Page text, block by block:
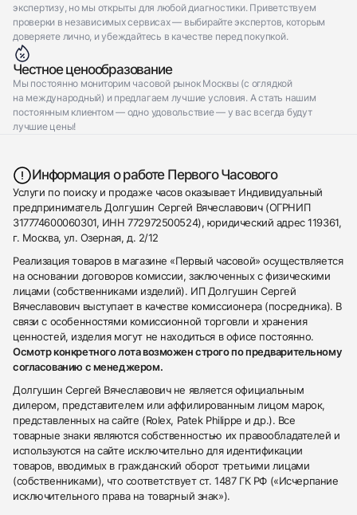
экспертизу, но мы открыты для любой диагностики. Приветствуем
проверки в независимых сервисах — выбирайте экспертов, которым
доверяете лично, и убеждайтесь в качестве перед покупкой.
Честное ценообразование
Мы постоянно мониторим часовой рынок Москвы (с оглядкой
на международный) и предлагаем лучшие условия. А стать нашим
постоянным клиентом — одно удовольствие — у вас всегда будут
лучшие цены!
Информация о работе Первого Часового
Услуги по поиску и продаже часов оказывает Индивидуальный
предприниматель Долгушин Сергей Вячеславович (ОГРНИП
317774600060301, ИНН 772972500524), юридический адрес 119361,
г. Москва, ул. Озерная, д. 2/12
Реализация товаров в магазине «Первый часовой» осуществляется
на основании договоров комиссии, заключенных с физическими
лицами (собственниками изделий). ИП Долгушин Сергей
Вячеславович выступает в качестве комиссионера (посредника). В
связи с особенностями комиссионной торговли и хранения
ценностей, изделия могут не находиться в офисе постоянно.
Осмотр конкретного лота возможен строго по предварительному
согласованию с менеджером.
Долгушин Сергей Вячеславович не является официальным
дилером, представителем или аффилированным лицом марок,
представленных на сайте (Rolex, Patek Philippe и др.). Все
товарные знаки являются собственностью их правообладателей и
используются на сайте исключительно для идентификации
товаров, вводимых в гражданский оборот третьими лицами
(собственниками), что соответствует ст. 1487 ГК РФ («Исчерпание
исключительного права на товарный знак»).